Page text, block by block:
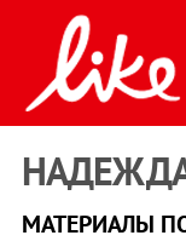
МАТЕРИАЛЫ